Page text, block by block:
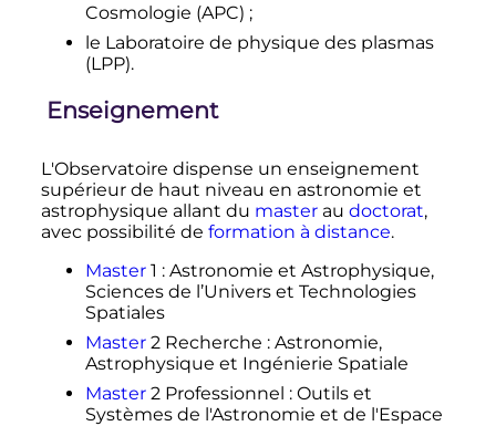
Cosmologie (APC) ;
le Laboratoire de physique des plasmas
(LPP).
Enseignement
L'Observatoire dispense un enseignement
supérieur de haut niveau en astronomie et
astrophysique allant du masterau doctorat,
avec possibilité de formation à distance.
Master1 : Astronomie et Astrophysique,
Sciences de l’Univers et Technologies
Spatiales
Master2 Recherche : Astronomie,
Astrophysique et Ingénierie Spatiale
Master2 Professionnel : Outils et
Systèmes de l'Astronomie et de l'Espace